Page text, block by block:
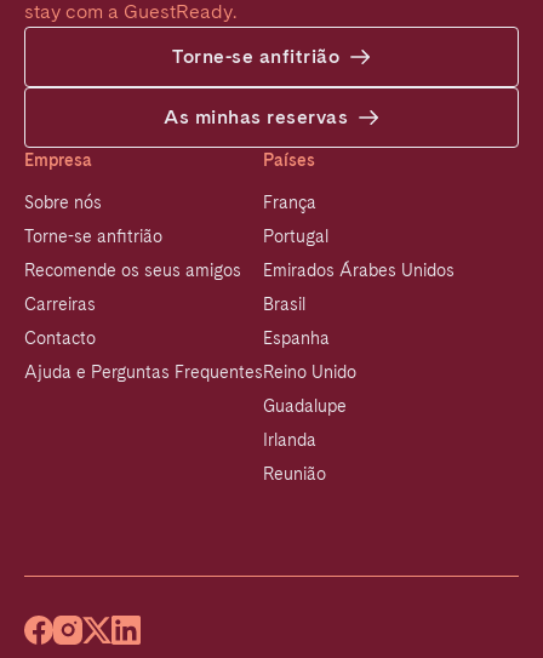
stay com a GuestReady.
Torne-se anfitrião
As minhas reservas
Empresa
Sobre nós
Torne-se anfitrião
Recomende os seus amigos
Carreiras
Contacto
Ajuda e Perguntas Frequentes
Países
França
Portugal
Emirados Árabes Unidos
Brasil
Espanha
Reino Unido
Guadalupe
Irlanda
Reunião